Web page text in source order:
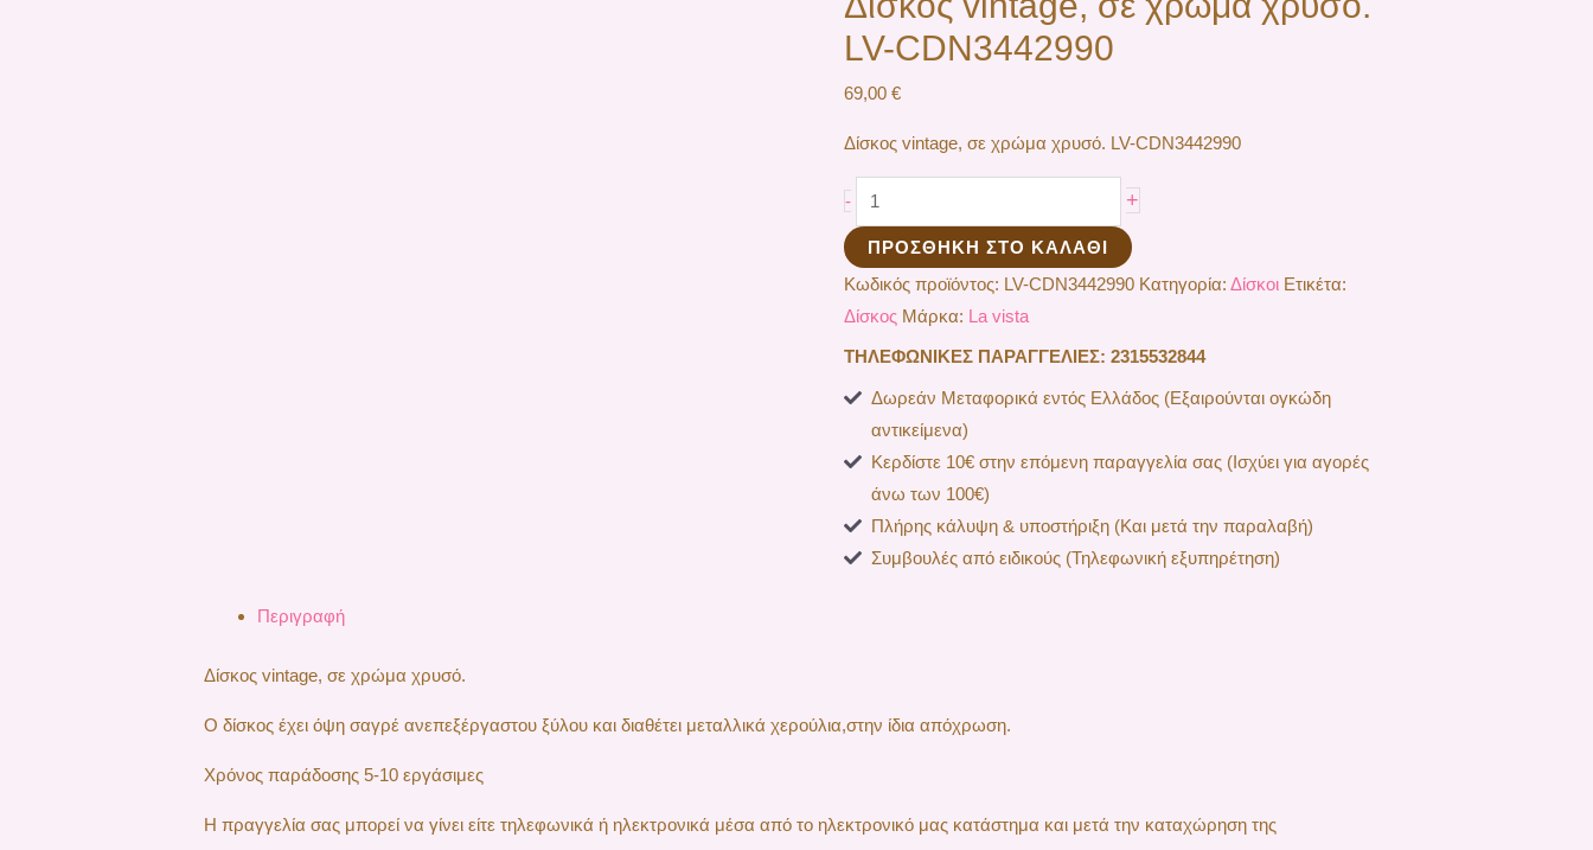
LV-CDN3442990
69,00 €
Δίσκος vintage, σε χρώμα χρυσό. LV-CDN3442990
- +
ΠΡΟΣΘΉΚΗ ΣΤΟ ΚΑΛΆΘΙ
Κωδικός προϊόντος: LV-CDN3442990 Κατηγορία: Δίσκοι Ετικέτα:
Δίσκος Μάρκα: La vista
ΤΗΛΕΦΩΝΙΚΕΣ ΠΑΡΑΓΓΕΛΙΕΣ: 2315532844
Δωρεάν Μεταφορικά εντός Ελλάδος (Εξαιρούνται ογκώδη
αντικείμενα)
Κερδίστε 10€ στην επόμενη παραγγελία σας (Ισχύει για αγορές
άνω των 100€)
Πλήρης κάλυψη & υποστήριξη (Και μετά την παραλαβή)
Συμβουλές από ειδικούς (Τηλεφωνική εξυπηρέτηση)
Περιγραφή
Δίσκος vintage, σε χρώμα χρυσό.
Ο δίσκος έχει όψη σαγρέ ανεπεξέργαστου ξύλου και διαθέτει μεταλλικά χερούλια,στην ίδια απόχρωση.
Χρόνος παράδοσης 5-10 εργάσιμες
H πραγγελία σας μπορεί να γίνει είτε τηλεφωνικά ή ηλεκτρονικά μέσα από το ηλεκτρονικό μας κατάστημα και μετά την καταχώρηση της